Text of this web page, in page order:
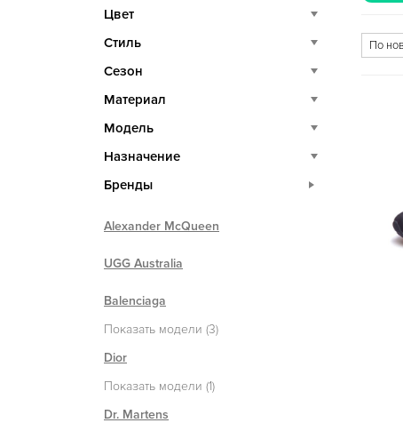
Цвет
Стиль
Сезон
Материал
Модель
Назначение
Бренды
Alexander McQueen
UGG Australia
Balenciaga
Показать модели (3)
Dior
Показать модели (1)
Dr. Martens